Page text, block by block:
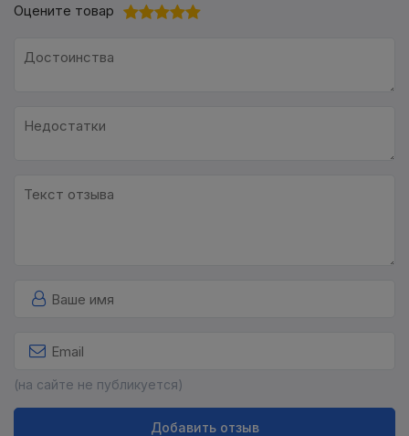
Оцените товар
(на сайте не публикуется)
Добавить отзыв